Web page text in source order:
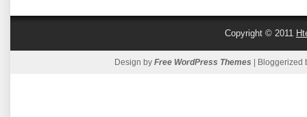
Copyright © 2011
Design by Free WordPress Themes | Bloggerized